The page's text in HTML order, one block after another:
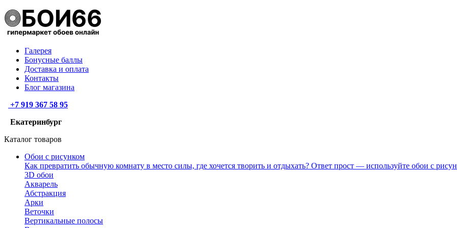
Галерея
Бонусные баллы
Доставка и оплата
Контакты
Блог магазина
+7 919 367 58 95
Екатеринбург
Каталог товаров
Обои с рисунком
Как превратить обычную комнату в место силы, где хочется творить и отдыхать? Ответ прост — используйте обои с
3D обои
Акварель
Абстракция
Арки
Веточки
Вертикальные полосы